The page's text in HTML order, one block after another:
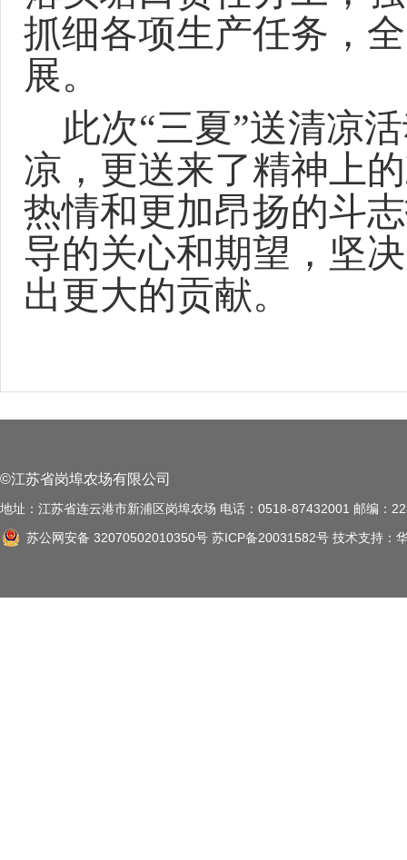
抓细各项生产任务，
展。
此次“三夏”送清凉
凉，更送来了精神上
热情和更加昂扬的斗
导的关心和期望，坚
出更大的贡献。
©江苏省岗埠农场有限公司
地址：江苏省连云港市新浦区岗埠农场 电话：0518-87432001 邮编：
苏公网安备 32070502010350号 苏ICP备20031582号 技术支持：